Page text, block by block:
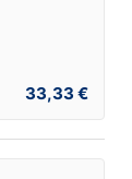
33,33 €